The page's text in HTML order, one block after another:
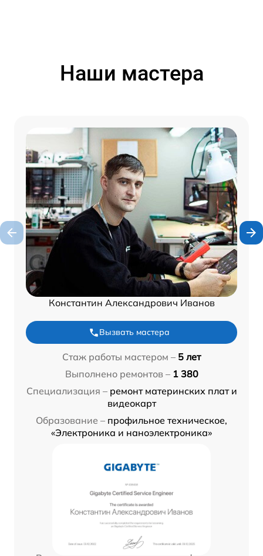
Наши мастера
Константин Александрович Иванов
Вызвать мастера
Стаж работы мастером – 5 лет
Выполнено ремонтов – 1 380
Специализация – ремонт материнских плат и
видеокарт
Образование – профильное техническое,
«Электроника и наноэлектроника»